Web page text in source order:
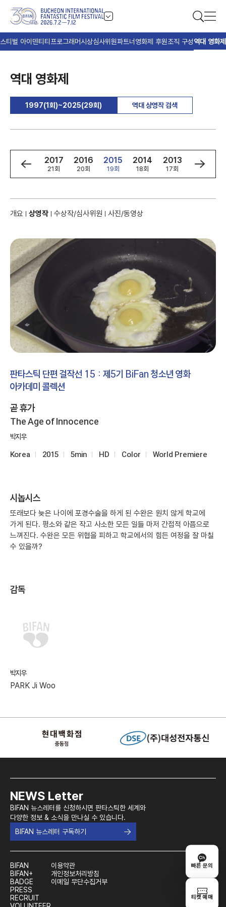
빠른 문의
티켓 예매
티벌 아이덴티티 프로그래머시상심사위원파트너 영화제 후원조직 구성역대 영화제
역대 영화제
1997(1회)~2025(29회) 역대 상영작 검색
2018
22회
2017
21회
2016
20회
2015
19회
2014
18회
2013
17회
2012
16회
개요 상영작 수상작/심사위원 사진/동영상
판타스틱 단편 걸작선 15 : 제5기 BiFan 청소년 영화
아카데미 콜렉션
곧 휴가
The Age of Innocence
박지우
Korea 2015 5min HD Color World Premiere
시놉시스
또래보다 늦은 나이에 포경수술을 하게 된 수완은 원치 않게 학교에
가게 된다. 평소와 같은 작고 사소한 모든 일들 마저 간접적 아픔으로
느껴진다. 수완은 모든 위협을 피하고 학교에서의 힘든 여정을 잘 마칠
수 있을까?
감독
박지우
PARK Ji Woo
NEWS Letter
BIFAN 뉴스레터를 신청하시면 판타스틱한 세계와
다양한 정보 & 소식을 만나실 수 있습니다.
BIFAN 뉴스레터 구독하기
BIFAN
BIFAN+
BADGE
PRESS
RECRUIT
이용약관
개인정보처리방침
이메일 무단수집거부